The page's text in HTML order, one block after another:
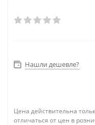
Нашли дешевле?
Цена действительна
отличаться от цен в